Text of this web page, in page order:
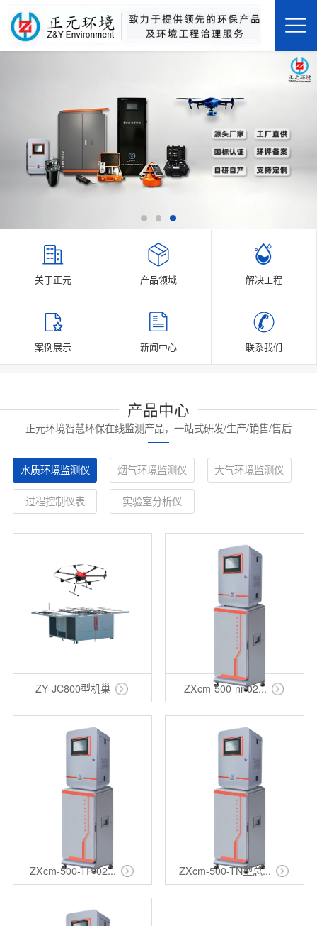
关于正元 产品领域 解决工程
案例展示 新闻中心 联系我们
产品中心
正元环境智慧环保在线监测产品，一站式研发/生产/销售/售后
水质环境监测仪 烟气环境监测仪 大气环境监测仪
过程控制仪表 实验室分析仪
ZY-JC800型机巢 ZXcm-500-nr-02...
ZXcm-500-TP-02... ZXcm-500-TN型总...